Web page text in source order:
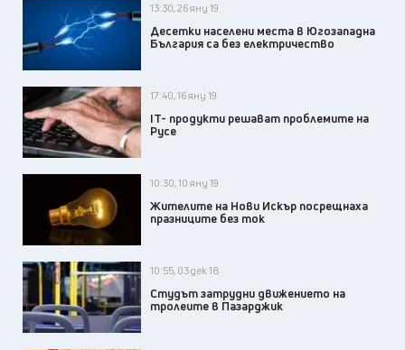
13:30, 26 яну 19
Десетки населени места в Югозападна
България са без електричество
17:40, 16 яну 19
IT- продукти решават проблемите на
Русе
10:30, 10 яну 19
Жителите на Нови Искър посрещнаха
празниците без ток
10:55, 03 дек 18
Студът затрудни движението на
тролеите в Пазарджик